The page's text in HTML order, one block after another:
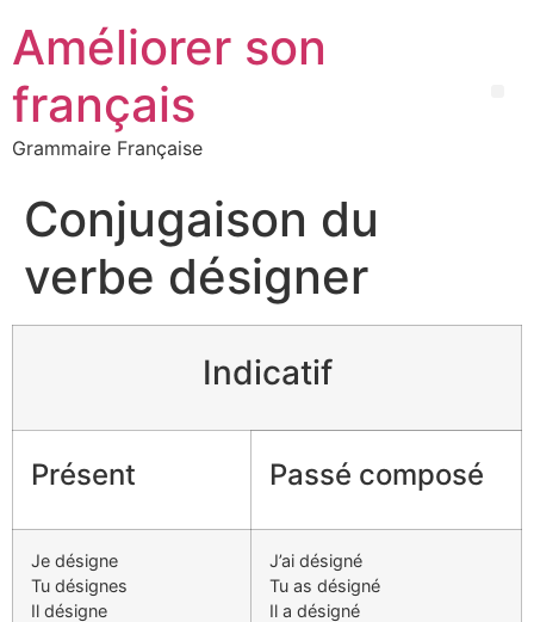
Améliorer son
français
Grammaire Française
Conjugaison du
verbe désigner
Indicatif
Présent Passé composé
Je désigne
Tu désignes
Il désigne
J’ai désigné
Tu as désigné
Il a désigné